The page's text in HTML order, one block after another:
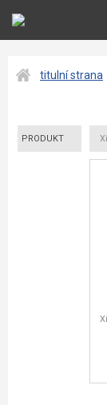
titulní strana
PRODUKT